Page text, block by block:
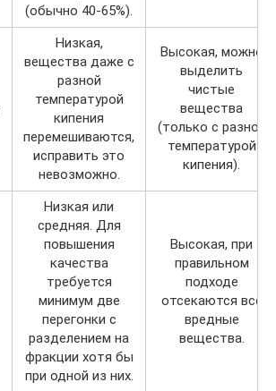
(обычно 40-65%).
Низкая,
вещества даже с
разной
температурой
кипения
перемешиваются,
исправить это
невозможно.
Высокая, можно
выделить
чистые
вещества
(только с разной
температурой
кипения).
Низкая или
средняя. Для
повышения
качества
требуется
минимум две
перегонки с
разделением на
фракции хотя бы
при одной из них.
Высокая, при
правильном
подходе
отсекаются все
вредные
вещества.